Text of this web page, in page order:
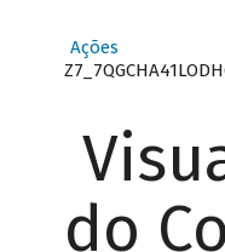
Ações
do